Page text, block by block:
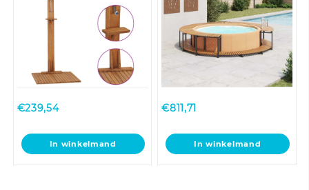
€239,54
In winkelmand
€811,71
In winkelmand